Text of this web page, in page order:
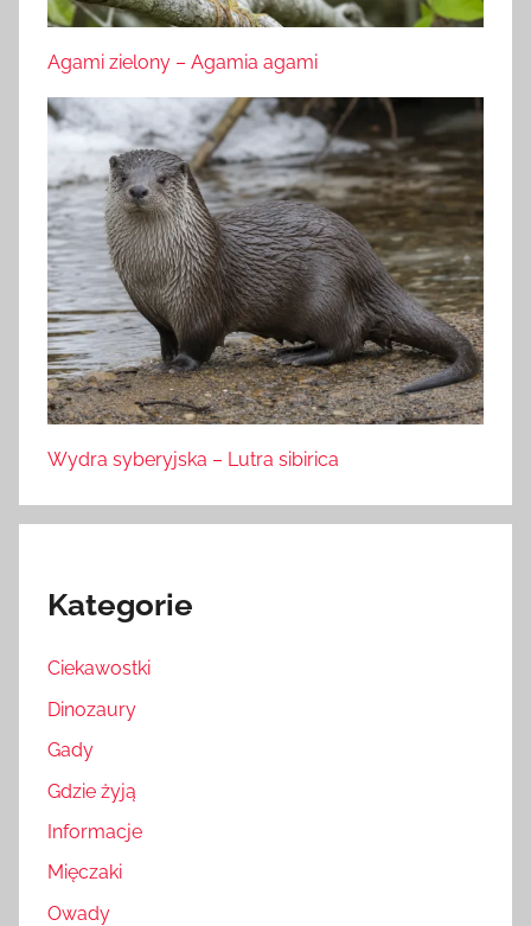
Agami zielony – Agamia agami
Wydra syberyjska – Lutra sibirica
Kategorie
Ciekawostki
Dinozaury
Gady
Gdzie żyją
Informacje
Mięczaki
Owady